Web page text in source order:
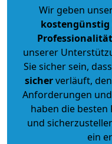
Wir geben
kostengünstig
Professionalität
unserer
Sie sicher sein,
sicherverläuft,
Anforderungen
haben die besten
und
ein